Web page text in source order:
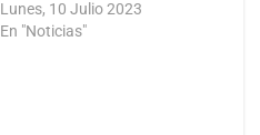
Lunes, 10 Julio 2023
En "Noticias"